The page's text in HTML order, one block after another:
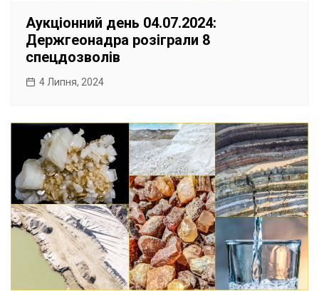
Аукціонний день 04.07.2024:
Держгеонадра розіграли 8
спецдозволів
4 Липня, 2024